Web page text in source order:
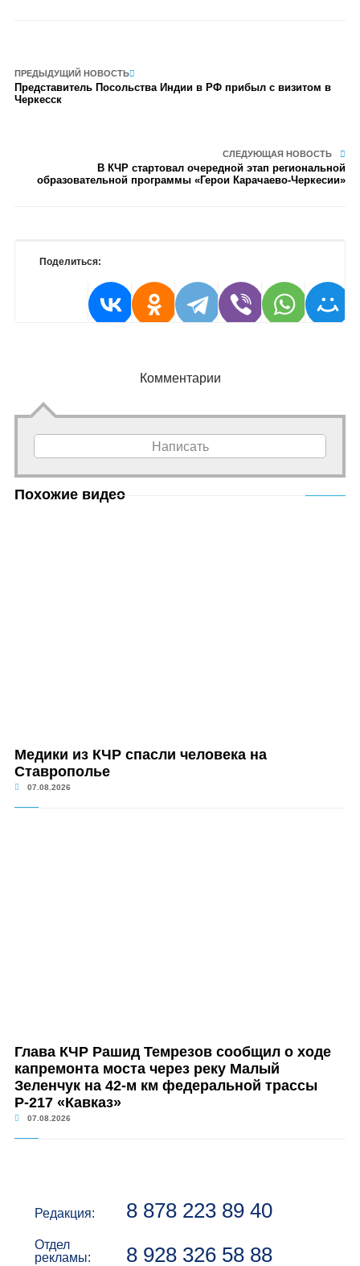
ПРЕДЫДУЩИЙ НОВОСТЬ
Представитель Посольства Индии в РФ прибыл с визитом в
Черкесск
СЛЕДУЮЩАЯ НОВОСТЬ
В КЧР стартовал очередной этап региональной
образовательной программы «Герои Карачаево-Черкесии»
Поделиться:
Комментарии
Написать
Похожие видео
Медики из КЧР спасли человека на
Ставрополье
07.08.2026
Глава КЧР Рашид Темрезов сообщил о ходе
капремонта моста через реку Малый
Зеленчук на 42-м км федеральной трассы
Р-217 «Кавказ»
07.08.2026
Редакция: 8 878 223 89 40
Отдел
рекламы:
8 928 326 58 88